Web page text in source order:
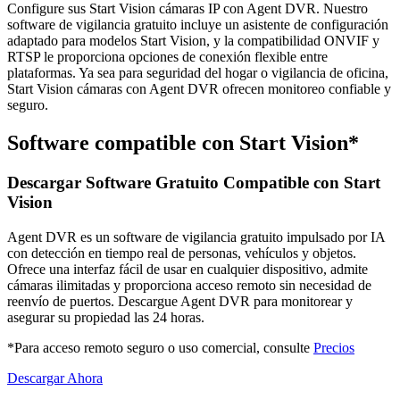
Configure sus Start Vision cámaras IP con Agent DVR. Nuestro
software de vigilancia gratuito incluye un asistente de configuración
adaptado para modelos Start Vision, y la compatibilidad ONVIF y
RTSP le proporciona opciones de conexión flexible entre
plataformas. Ya sea para seguridad del hogar o vigilancia de oficina,
Start Vision cámaras con Agent DVR ofrecen monitoreo confiable y
seguro.
Software compatible con Start Vision*
Descargar Software Gratuito Compatible con Start
Vision
Agent DVR es un software de vigilancia gratuito impulsado por IA
con detección en tiempo real de personas, vehículos y objetos.
Ofrece una interfaz fácil de usar en cualquier dispositivo, admite
cámaras ilimitadas y proporciona acceso remoto sin necesidad de
reenvío de puertos. Descargue Agent DVR para monitorear y
asegurar su propiedad las 24 horas.
*Para acceso remoto seguro o uso comercial, consulte Precios
Descargar Ahora